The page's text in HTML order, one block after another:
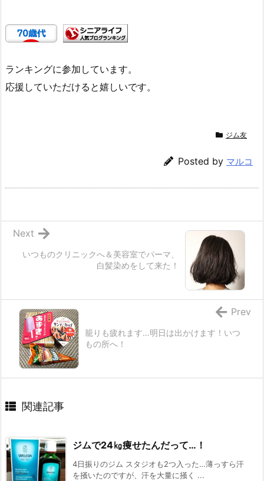
ランキングに参加しています。
応援していただけると嬉しいです。
ジム友
Posted by マルコ
いつものクリニックへ＆美容室でパーマ、
白髪染めをして来た！
Next
籠りも疲れます…明日は出かけます！いつ
もの所へ！
Prev
関連記事
ジムで24㎏痩せたんだって…！
4日振りのジム スタジオも2つ入った…薄っすら汗
を掻いたのですが、汗を大量に掻く ...